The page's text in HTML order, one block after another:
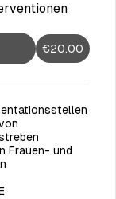
€20.00
Frauen- und